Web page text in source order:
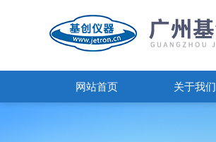
网站首页 关于我们